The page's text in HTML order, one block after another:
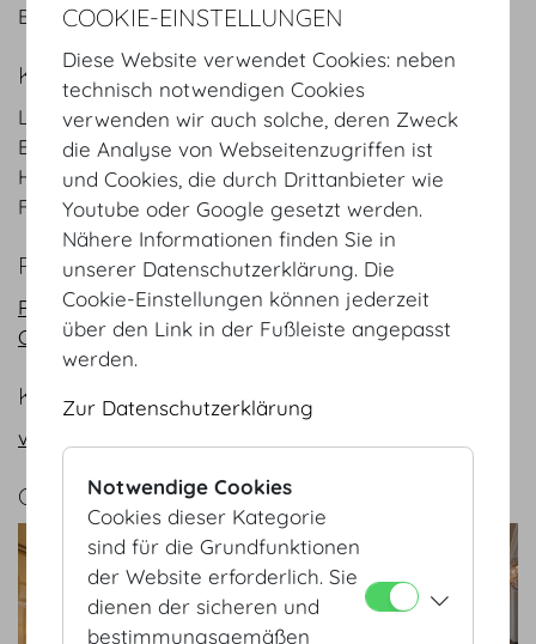
Bankett: 160 Pax
KEYFACTS
Länge19.6 m/ft
Breite13.9 m/ft
Höhe11.4 m/ft
Fläche272 m²/sqft
PLÄNE
PDF
CAD
KONTAKT
vienna@hofburg.com
GALERIE
COOKIE-EINSTELLUNGEN
Diese Website verwendet Cookies: neben
technisch notwendigen Cookies
verwenden wir auch solche, deren Zweck
die Analyse von Webseitenzugriffen ist
und Cookies, die durch Drittanbieter wie
Youtube oder Google gesetzt werden.
Nähere Informationen finden Sie in
unserer Datenschutzerklärung. Die
Cookie-Einstellungen können jederzeit
über den Link in der Fußleiste angepasst
werden.
Zur Datenschutzerklärung
Notwendige Cookies
Cookies dieser Kategorie
sind für die Grundfunktionen
der Website erforderlich. Sie
dienen der sicheren und
bestimmungsgemäßen